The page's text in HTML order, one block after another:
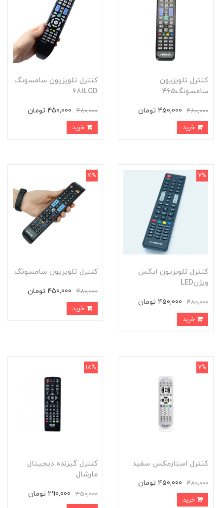
کنترل تلویزیون
سامسونگ465
480,000 450,000 تومان
کنترل تلویزیون سامسونگ
681LCD
480,000 450,000 تومان
کنترل تلویزیون ایکس
ویژنLED
480,000 450,000 تومان
7%
کنترل تلویزیون سامسونگ
480,000 450,000 تومان
7%
کنترل استارمکس سفید
480,000 450,000 تومان
7%
کنترل گیرنده دیجیتال
مارشال
350,000 290,000 تومان
18%